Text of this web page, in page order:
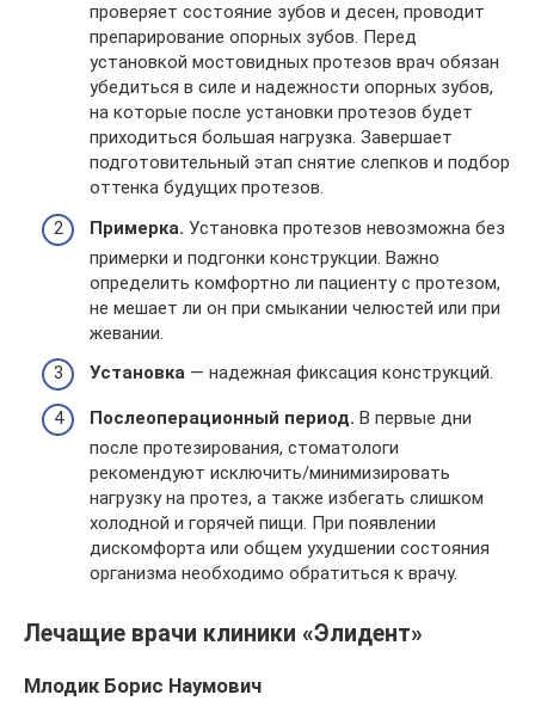
проверяет состояние зубов и десен, проводит
препарирование опорных зубов. Перед
установкой мостовидных протезов врач обязан
убедиться в силе и надежности опорных зубов,
на которые после установки протезов будет
приходиться большая нагрузка. Завершает
подготовительный этап снятие слепков и подбор
оттенка будущих протезов.
Примерка. Установка протезов невозможна без
примерки и подгонки конструкции. Важно
определить комфортно ли пациенту с протезом,
не мешает ли он при смыкании челюстей или при
жевании.
Установка — надежная фиксация конструкций.
Послеоперационный период. В первые дни
после протезирования, стоматологи
рекомендуют исключить/минимизировать
нагрузку на протез, а также избегать слишком
холодной и горячей пищи. При появлении
дискомфорта или общем ухудшении состояния
организма необходимо обратиться к врачу.
Лечащие врачи клиники «Элидент»
Млодик Борис Наумович